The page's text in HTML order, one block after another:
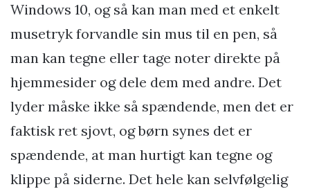
Windows 10, og så kan man med et enkelt
musetryk forvandle sin mus til en pen, så
man kan tegne eller tage noter direkte på
hjemmesider og dele dem med andre. Det
lyder måske ikke så spændende, men det er
faktisk ret sjovt, og børn synes det er
spændende, at man hurtigt kan tegne og
klippe på siderne. Det hele kan selvfølgelig